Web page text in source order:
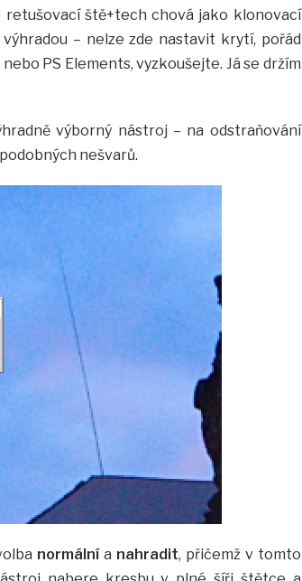
retušovací ště+tech chová jako klonovací
– nelze zde nastavit krytí, pořád
PS Elements, vyzkoušejte. Já se držím
výborný nástroj – na odstraňování
nešvarů.
normálnía nahradit, přičemž v tomto